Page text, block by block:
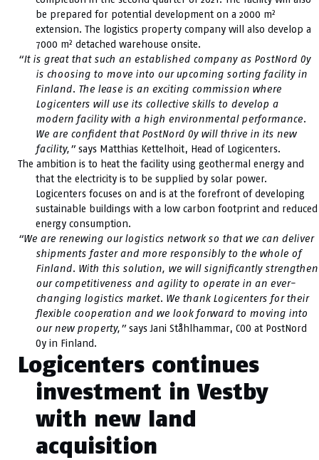
be prepared for potential development on a 2000 m²
extension. The logistics property company will also develop a
7000 m² detached warehouse onsite.
“It is great that such an established company as PostNord Oy
is choosing to move into our upcoming sorting facility in
Finland. The lease is an exciting commission where
Logicenters will use its collective skills to develop a
modern facility with a high environmental performance.
We are confident that PostNord Oy will thrive in its new
facility,”says Matthias Kettelhoit, Head of Logicenters.
The ambition is to heat the facility using geothermal energy and
that the electricity is to be supplied by solar power.
Logicenters focuses on and is at the forefront of developing
sustainable buildings with a low carbon footprint and reduced
energy consumption.
“We are renewing our logistics network so that we can deliver
shipments faster and more responsibly to the whole of
Finland. With this solution, we will significantly strengthen
our competitiveness and agility to operate in an ever-
changing logistics market. We thank Logicenters for their
flexible cooperation and we look forward to moving into
our new property,”says Jani Ståhlhammar, COO at PostNord
Oy in Finland.
Logicenters continues
investment in Vestby
with new land
acquisition